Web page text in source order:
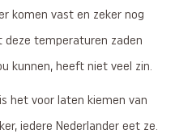
komen vast en zeker nog
deze temperaturen zaden
kunnen, heeft niet veel zin.
het voor laten kiemen van
iedere Nederlander eet ze.